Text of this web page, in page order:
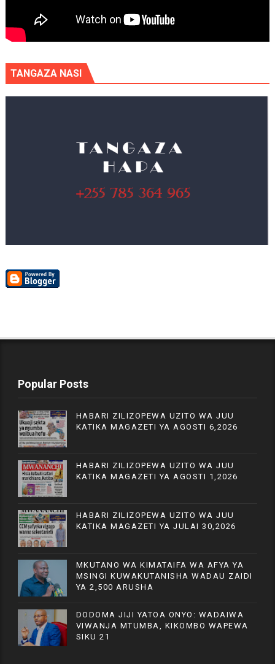
TANGAZA NASI
Popular Posts
HABARI ZILIZOPEWA UZITO WA JUU
KATIKA MAGAZETI YA AGOSTI 6,2026
HABARI ZILIZOPEWA UZITO WA JUU
KATIKA MAGAZETI YA AGOSTI 1,2026
HABARI ZILIZOPEWA UZITO WA JUU
KATIKA MAGAZETI YA JULAI 30,2026
MKUTANO WA KIMATAIFA WA AFYA YA
MSINGI KUWAKUTANISHA WADAU ZAIDI
YA 2,500 ARUSHA
DODOMA JIJI YATOA ONYO: WADAIWA
VIWANJA MTUMBA, KIKOMBO WAPEWA
SIKU 21